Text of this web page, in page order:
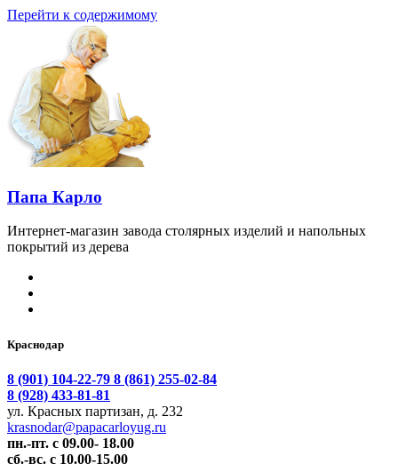
Перейти к содержимому
Папа Карло
Интернет-магазин завода столярных изделий и напольных
покрытий из дерева
Краснодар
8 (901) 104-22-79 8 (861) 255-02-84
8 (928) 433-81-81
ул. Красных партизан, д. 232
krasnodar@papacarloyug.ru
пн.-пт. с 09.00- 18.00
сб.-вс. с 10.00-15.00